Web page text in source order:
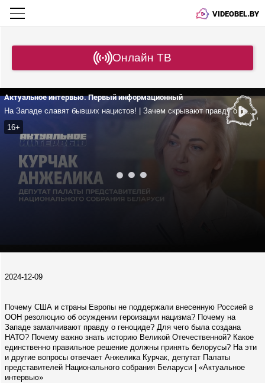
VIDEOBEL.BY
Онлайн ТВ
Актуальное интервью. Первый информационный
На Западе славят бывших нацистов! | Зачем скрывают правду о геноциде? | Война за умы | Новая архитектура безопасности
16+
2024-12-09
Почему США и страны Европы не поддержали внесенную Россией в
ООН резолюцию об осуждении героизации нацизма? Почему на
Западе замалчивают правду о геноциде? Для чего была создана
НАТО? Почему важно знать историю Великой Отечественной? Какое
единственно правильное решение должны принять белорусы? На эти
и другие вопросы отвечает Анжелика Курчак, депутат Палаты
представителей Национального собрания Беларуси | «Актуальное
интервью»